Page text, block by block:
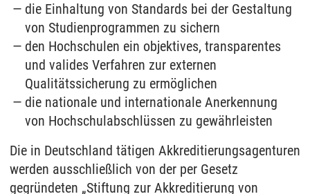
die Einhaltung von Standards bei der Gestaltung
von Studienprogrammen zu sichern
den Hochschulen ein objektives, transparentes
und valides Verfahren zur externen
Qualitätssicherung zu ermöglichen
die nationale und internationale Anerkennung
von Hochschulabschlüssen zu gewährleisten
Die in Deutschland tätigen Akkreditierungsagenturen
werden ausschließlich von der per Gesetz
gegründeten „Stiftung zur Akkreditierung von